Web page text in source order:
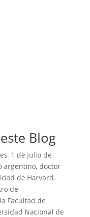
Blog
1 de julio de
argentino, doctor
de Harvard.
de
Facultad de
Nacional de